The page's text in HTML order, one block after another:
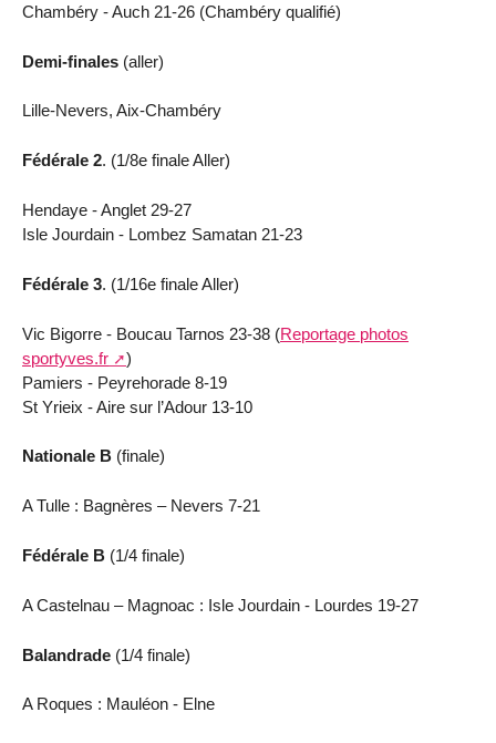
Chambéry - Auch 21-26 (Chambéry qualifié)
Demi-finales (aller)
Lille-Nevers, Aix-Chambéry
Fédérale 2. (1/8e finale Aller)
Hendaye - Anglet 29-27
Isle Jourdain - Lombez Samatan 21-23
Fédérale 3. (1/16e finale Aller)
Vic Bigorre - Boucau Tarnos 23-38 (Reportage photos
sportyves.fr
)
Pamiers - Peyrehorade 8-19
St Yrieix - Aire sur l’Adour 13-10
Nationale B (finale)
A Tulle : Bagnères – Nevers 7-21
Fédérale B (1/4 finale)
A Castelnau – Magnoac : Isle Jourdain - Lourdes 19-27
Balandrade (1/4 finale)
A Roques : Mauléon - Elne